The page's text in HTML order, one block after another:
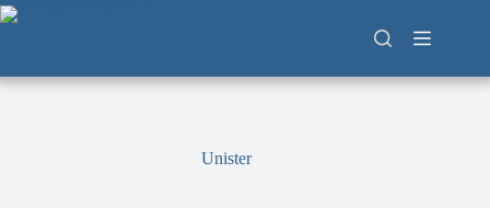
Zum
Inhalt
Unister